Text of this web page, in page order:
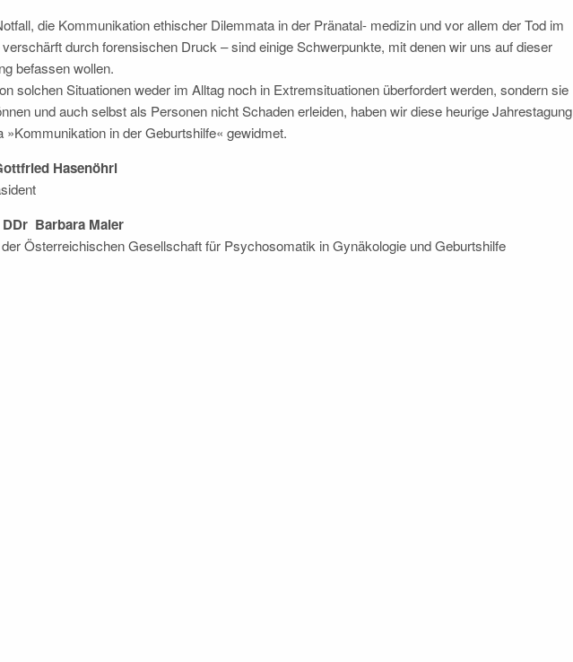
die Kommunikation ethischer Dilemmata in der Pränatal- medizin und vor allem der Tod im
durch forensischen Druck – sind einige Schwerpunkte, mit denen wir uns auf dieser
befassen wollen.
solchen Situationen weder im Alltag noch in Extremsituationen überfordert werden, sondern sie
und auch selbst als Personen nicht Schaden erleiden, haben wir diese heurige Jahrestagung
»Kommunikation in der Geburtshilfe« gewidmet.
Hasenöhrl
Barbara Maier
Österreichischen Gesellschaft für Psychosomatik in Gynäkologie und Geburtshilfe